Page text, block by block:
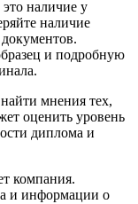
наличие у
наличие
и подробную
мнения тех,
оценить уровень
диплома и
компания.
и информации о